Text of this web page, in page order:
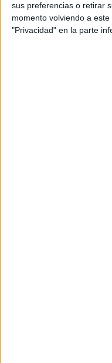
sus preferencias o retirar
momento volviendo a
"Privacidad" en la parte